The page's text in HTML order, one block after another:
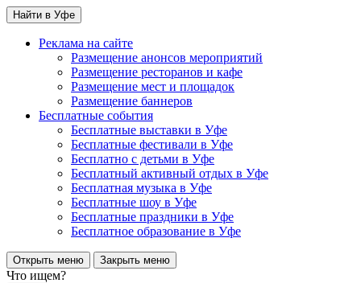
Найти в Уфе
Реклама на сайте
Размещение анонсов мероприятий
Размещение ресторанов и кафе
Размещение мест и площадок
Размещение баннеров
Бесплатные события
Бесплатные выставки в Уфе
Бесплатные фестивали в Уфе
Бесплатно с детьми в Уфе
Бесплатный активный отдых в Уфе
Бесплатная музыка в Уфе
Бесплатные шоу в Уфе
Бесплатные праздники в Уфе
Бесплатное образование в Уфе
Открыть меню Закрыть меню
Что ищем?